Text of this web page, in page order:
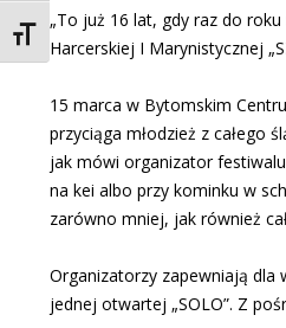
Toggle Font size
„To już 16 lat, gdy raz do
Harcerskiej I Marynistycznej
15 marca w Bytomskim
przyciąga młodzież z całego
jak mówi organizator
na kei albo przy kominku w
zarówno mniej, jak również
Organizatorzy zapewniają dla
jednej otwartej „SOLO”. Z